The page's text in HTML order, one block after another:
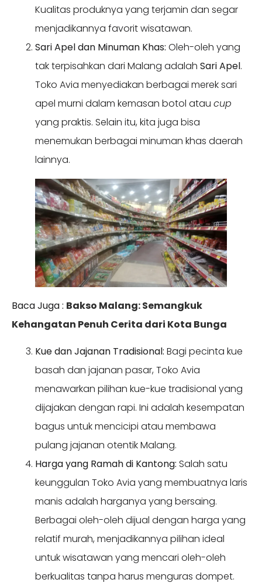
Kualitas produknya yang terjamin dan segar
menjadikannya favorit wisatawan.
Sari Apel dan Minuman Khas: Oleh-oleh yang
tak terpisahkan dari Malang adalah Sari Apel.
Toko Avia menyediakan berbagai merek sari
apel murni dalam kemasan botol atau cup
yang praktis. Selain itu, kita juga bisa
menemukan berbagai minuman khas daerah
lainnya.
Baca Juga : Bakso Malang: Semangkuk
Kehangatan Penuh Cerita dari Kota Bunga
Kue dan Jajanan Tradisional: Bagi pecinta kue
basah dan jajanan pasar, Toko Avia
menawarkan pilihan kue-kue tradisional yang
dijajakan dengan rapi. Ini adalah kesempatan
bagus untuk mencicipi atau membawa
pulang jajanan otentik Malang.
Harga yang Ramah di Kantong: Salah satu
keunggulan Toko Avia yang membuatnya laris
manis adalah harganya yang bersaing.
Berbagai oleh-oleh dijual dengan harga yang
relatif murah, menjadikannya pilihan ideal
untuk wisatawan yang mencari oleh-oleh
berkualitas tanpa harus menguras dompet.